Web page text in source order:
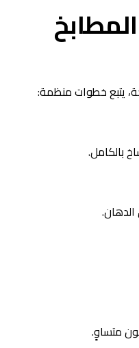
يتبع خطوات منظمة:
بالكامل.
متساوٍ.